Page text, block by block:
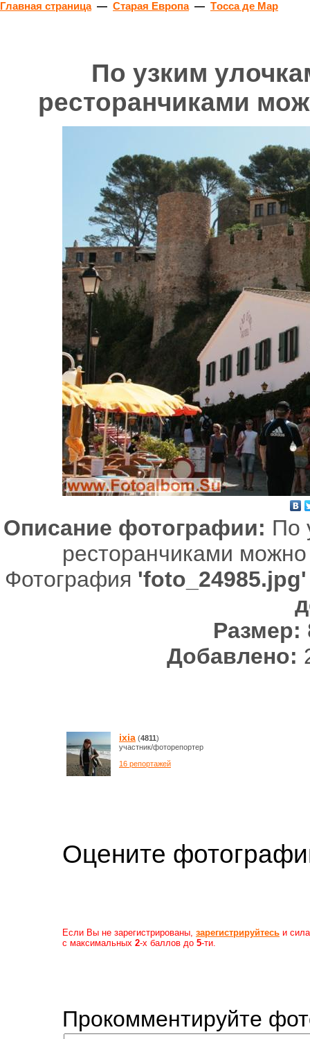
Главная страница— Старая Европа— Tосса де Мар
По узким
ресторанчиками
Описание фотографии: По
ресторанчиками
Фотография 'foto_24985.jpg'
Размер:
Добавлено:
ixia (4811)
участник/фоторепортер
16 репортажей
Оцените
Если Вы не зарегистрированы, зарегистрируйтесь и
с максимальных 2-х баллов до 5-ти.
Прокомментируйте